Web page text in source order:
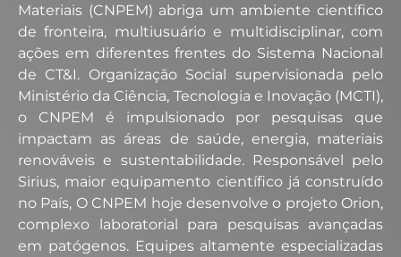
Materiais (CNPEM) abriga um ambiente científico
de fronteira, multiusuário e multidisciplinar, com
ações em diferentes frentes do Sistema Nacional
de CT&I. Organização Social supervisionada pelo
Ministério da Ciência, Tecnologia e Inovação (MCTI),
o CNPEM é impulsionado por pesquisas que
impactam as áreas de saúde, energia, materiais
renováveis e sustentabilidade. Responsável pelo
Sirius, maior equipamento científico já construído
no País, O CNPEM hoje desenvolve o projeto Orion,
complexo laboratorial para pesquisas avançadas
em patógenos. Equipes altamente especializadas